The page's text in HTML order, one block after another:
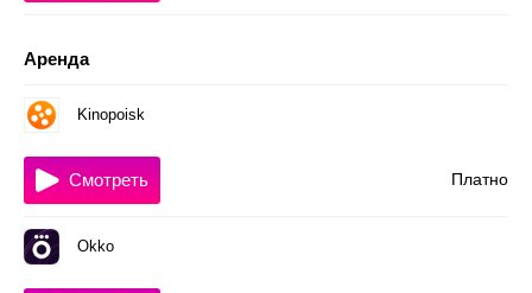
Аренда
Kinopoisk
Платно
Смотреть
Okko